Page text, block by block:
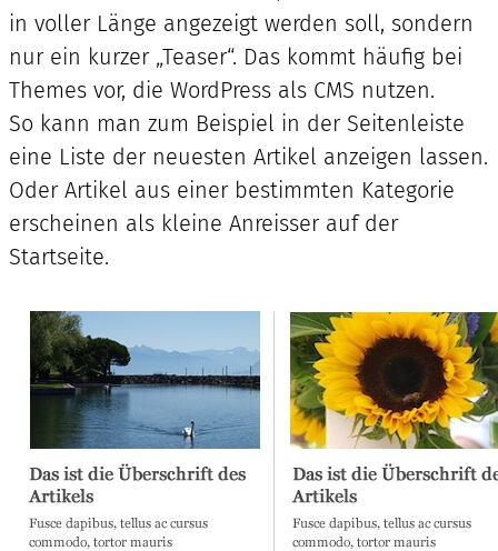
in voller Länge angezeigt werden soll, sondern
nur ein kurzer „Teaser“. Das kommt häufig bei
Themes vor, die WordPress als CMS nutzen.
So kann man zum Beispiel in der Seitenleiste
eine Liste der neuesten Artikel anzeigen lassen.
Oder Artikel aus einer bestimmten Kategorie
erscheinen als kleine Anreisser auf der
Startseite.